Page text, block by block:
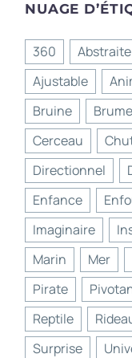
NUAGE
360 Abstraite
Ajustable
Bruine
Brume
Cerceau
Directionnel
Enfance
Imaginaire
Marin
Mer
Pirate
Reptile
Surprise